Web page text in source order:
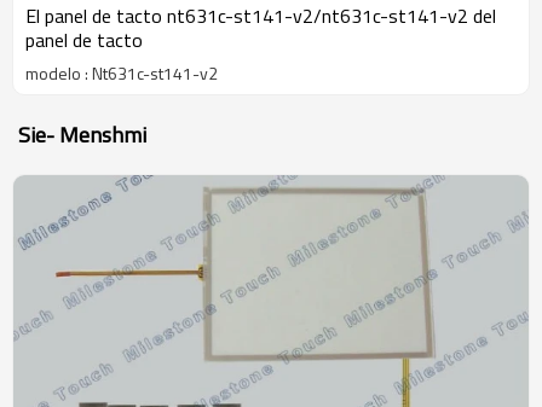
El panel de tacto nt631c-st141-v2/nt631c-st141-v2 del
panel de tacto
modelo : Nt631c-st141-v2
Sie- Menshmi